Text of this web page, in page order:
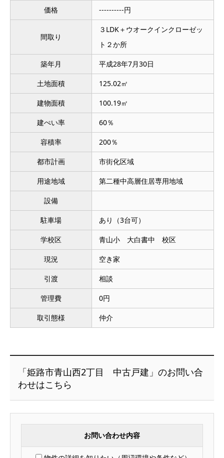
価格 ----------円
間取り
３LDK＋ウオークインクローゼッ
ト２か所
築年月 平成28年7月30日
土地面積 125.02㎡
建物面積 100.19㎡
建ぺい率 60％
容積率 200％
都市計画 市街化区域
用途地域 第二種中高層住居専用地域
設備
駐車場 あり（3台可）
学校区 青山小 大白書中 校区
現況 空き家
引渡 相談
管理費 0円
取引態様 仲介
「姫路市青山西2丁目 中古戸建」のお問い合
わせはこちら
お問い合わせ内容